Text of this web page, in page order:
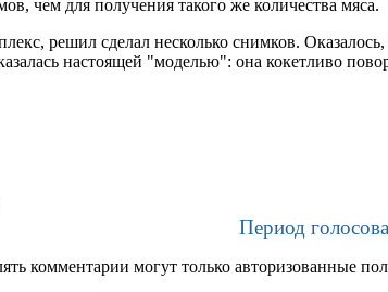
чем для получения такого же количества мяса.
решил сделал несколько снимков.
настоящей "моделью": она кокетливо
Период
комментарии могут только авторизованные